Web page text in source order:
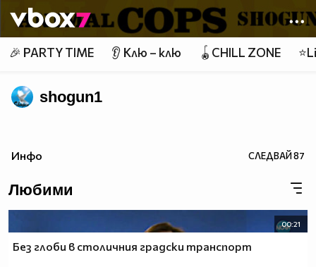
👾
🎉 PARTY TIME 👂 Клю – клю 🪀CHILL ZONE
shogun1
Инфо СЛЕДВАЙ87
Любими
00:21
Без глоби в столичния градски транспорт